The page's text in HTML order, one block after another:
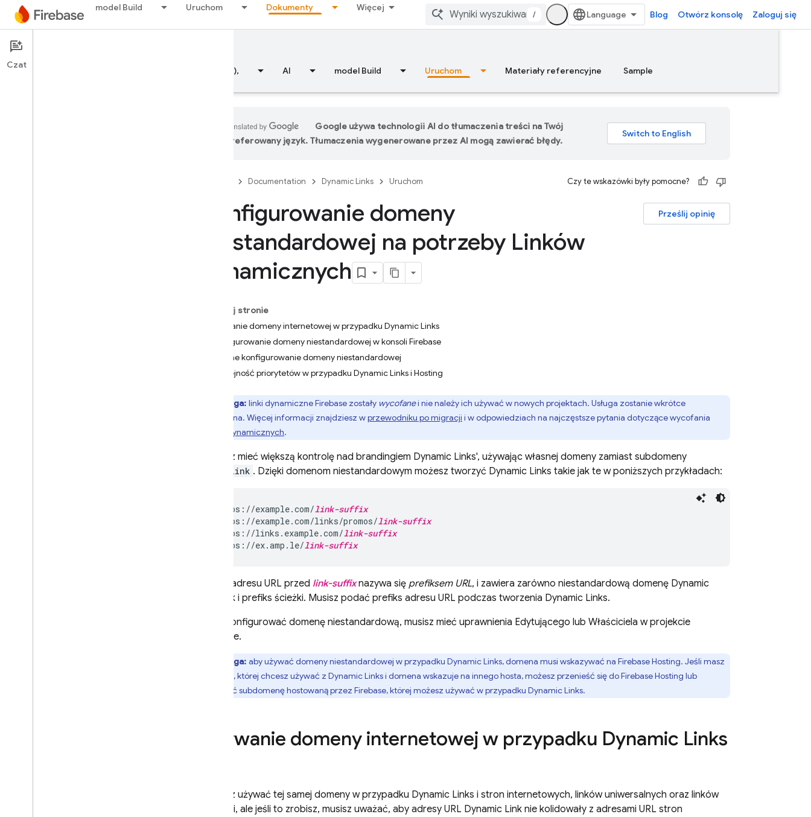
model Build Uruchom Dokumenty Więcej
/ Blog Otwórz konsolę Zaloguj się
Documentation
Przegląd Fundamentals (Podstawowe informacje), AI model Build Uruchom Materiały referencyjne Sample
Google używa technologii AI do tłumaczenia treści na Twój
preferowany język. Tłumaczenia wygenerowane przez AI mogą zawierać błędy.
Documentation Dynamic Links Uruchom Czy te wskazówki były pomocne?
Prześlij opinię
Konfigurowanie domeny
niestandardowej na potrzeby Linków
dynamicznych
Na tej stronie
Używanie domeny internetowej w przypadku Dynamic Links
Konfigurowanie domeny niestandardowej w konsoli Firebase
Ręczne konfigurowanie domeny niestandardowej
Kolejność priorytetów w przypadku Dynamic Links i Hosting
Uwaga: linki dynamiczne Firebase zostały wycofanei nie należy ich używać w nowych projektach. Usługa zostanie wkrótce
wyłączona. Więcej informacji znajdziesz wprzewodniku po migracji i w odpowiedziach na najczęstsze pytania dotyczące wycofania
linków dynamicznych.
Możesz mieć większą kontrolę nad brandingiem Dynamic Links', używając własnej domeny zamiast subdomeny
page.link . Dzięki domenom niestandardowym możesz tworzyć Dynamic Links takie jak te w poniższych przykładach:
https://example.com/link-suffix
https://example.com/links/promos/link-suffix
https://links.example.com/link-suffix
https://ex.amp.le/link-suffix
Część adresu URL przed link-suffixnazywa się prefiksem URL, i zawiera zarówno niestandardową domenę Dynamic
, jak i prefiks ścieżki. Musisz podać prefiks adresu URL podczas tworzenia Dynamic Links.
Aby skonfigurować domenę niestandardową, musisz mieć uprawnienia Edytującego lub Właściciela w projekcie
Firebase.
Uwaga: aby używać domeny niestandardowej w przypadku Dynamic Links, domena musi wskazywać na Firebase Hosting. Jeśli masz
domenę, której chcesz używać z Dynamic Linksi domena wskazuje na innego hosta, możesz przenieść się doFirebase Hosting lub
utworzyć subdomenę hostowaną przez Firebase, której możesz używać w przypadku Dynamic Links.
Używanie domeny internetowej w przypadku Dynamic Links
Możesz używać tej samej domeny w przypadku Dynamic Links i stron internetowych, linków uniwersalnych oraz linków
aplikacji, ale jeśli to zrobisz, musisz uważać, aby adresy URL Dynamic Link nie kolidowały z adresami URL stron
Czat